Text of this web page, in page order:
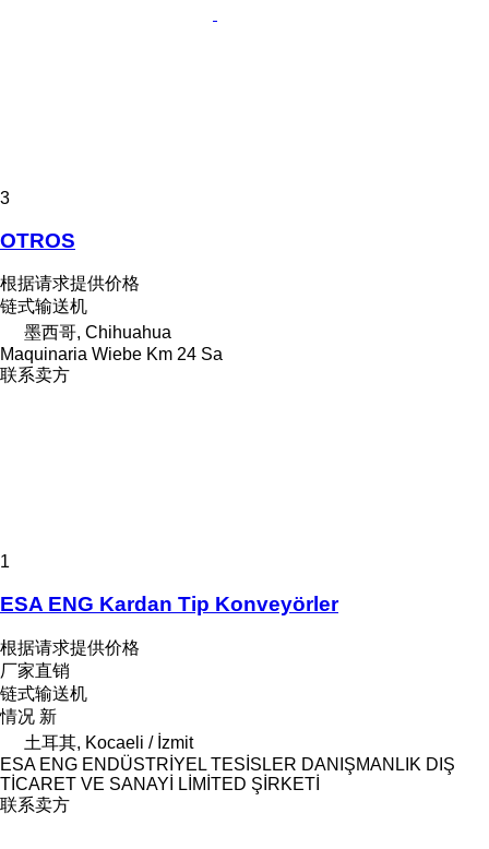
3
OTROS
根据请求提供价格
链式输送机
墨西哥, Chihuahua
Maquinaria Wiebe Km 24 Sa
联系卖方
1
ESA ENG Kardan Tip Konveyörler
根据请求提供价格
厂家直销
链式输送机
情况 新
土耳其, Kocaeli / İzmit
ESA ENG ENDÜSTRİYEL TESİSLER DANIŞMANLIK DIŞ
TİCARET VE SANAYİ LİMİTED ŞİRKETİ
联系卖方